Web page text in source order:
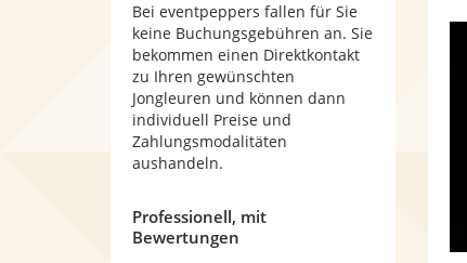
Bei eventpeppers fallen für Sie
keine Buchungsgebühren an. Sie
bekommen einen Direktkontakt
zu Ihren gewünschten
Jongleuren und können dann
individuell Preise und
Zahlungsmodalitäten
aushandeln.
Professionell, mit
Bewertungen